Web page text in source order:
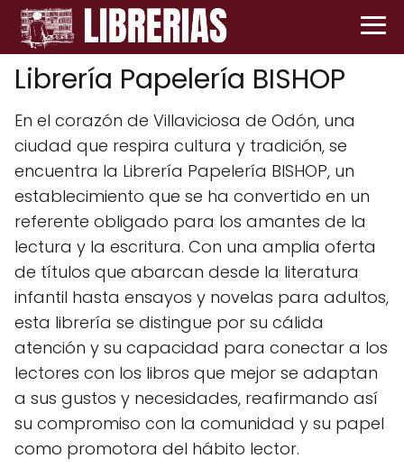
Librería Papelería BISHOP
En el corazón de Villaviciosa de Odón, una
ciudad que respira cultura y tradición, se
encuentra la Librería Papelería BISHOP, un
establecimiento que se ha convertido en un
referente obligado para los amantes de la
lectura y la escritura. Con una amplia oferta
de títulos que abarcan desde la literatura
infantil hasta ensayos y novelas para adultos,
esta librería se distingue por su cálida
atención y su capacidad para conectar a los
lectores con los libros que mejor se adaptan
a sus gustos y necesidades, reafirmando así
su compromiso con la comunidad y su papel
como promotora del hábito lector.